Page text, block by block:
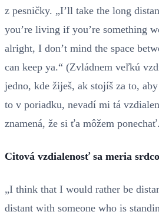
z pesničky. „I’ll take the long
you’re living if you’re something
alright, I don’t mind the space
can keep ya.“ (Zvládnem veľkú
jedno, kde žiješ, ak stojíš za to,
to v poriadku, nevadí mi tá
znamená, že si ťa môžem
Citová vzdialenosť sa meria
„I think that I would rather be
distant with someone who is